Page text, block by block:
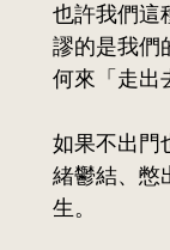
也許我們這
謬的是我們
何來「走出
如果不出門
緒鬱結、憋
生。